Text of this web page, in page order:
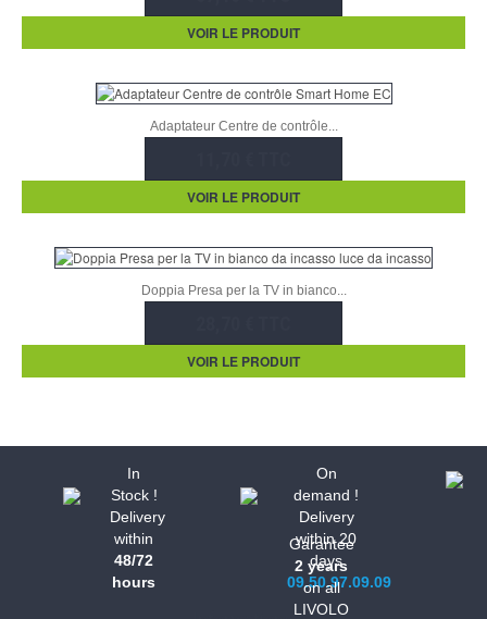
VOIR LE PRODUIT
Adaptateur Centre de contrôle...
VOIR LE PRODUIT
Doppia Presa per la TV in bianco...
VOIR LE PRODUIT
In
Stock !
Delivery
within
48/72
hours
On
demand !
Delivery
within 20
days
09.50.97.09.09
Garantee
2 years
on all
LIVOLO